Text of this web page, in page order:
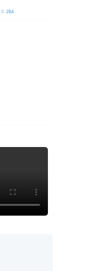
284